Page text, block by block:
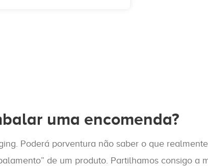
uma encomenda?
Poderá porventura não saber o que
de um produto. Partilhamos consigo a